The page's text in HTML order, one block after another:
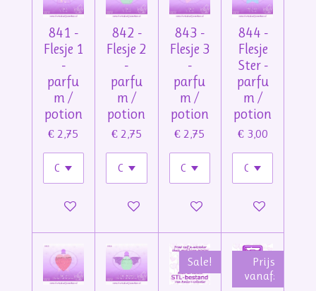
841 -
Flesje 1
-
parfu
m /
potion
€ 2,75
In winkelwagen
842 -
Flesje 2
-
parfu
m /
potion
€ 2,75
In winkelwagen
843 -
Flesje 3
-
parfu
m /
potion
€ 2,75
In winkelwagen
844 -
Flesje
Ster -
parfu
m /
potion
€ 3,00
In winkelwagen
Sale!
Prijs
vanaf: